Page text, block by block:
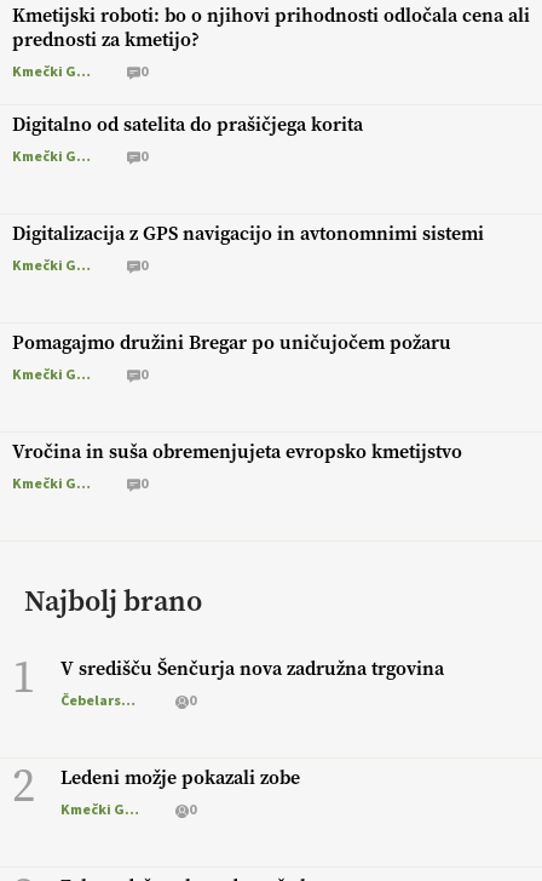
Kmetijski roboti: bo o njihovi prihodnosti odločala cena ali
prednosti za kmetijo?
Kmečki Glas 0
Digitalno od satelita do prašičjega korita
Kmečki Glas 0
Digitalizacija z GPS navigacijo in avtonomnimi sistemi
Kmečki Glas 0
Pomagajmo družini Bregar po uničujočem požaru
Kmečki Glas 0
Vročina in suša obremenjujeta evropsko kmetijstvo
Kmečki Glas 0
Najbolj brano
1 V središču Šenčurja nova zadružna trgovina
Čebelarstvo 0
2 Ledeni možje pokazali zobe
Kmečki Glas 0